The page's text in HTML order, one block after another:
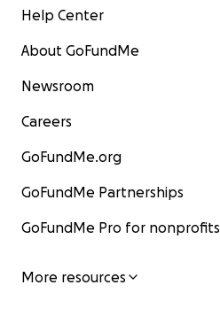
Help Center
About GoFundMe
Newsroom
Careers
GoFundMe.org
GoFundMe Partnerships
GoFundMe Pro for nonprofits
More resources